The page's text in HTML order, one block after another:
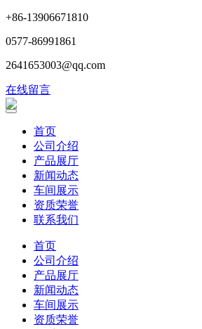
+86-13906671810
0577-86991861
2641653003@qq.com
在线留言
首页
公司介绍
产品展厅
新闻动态
车间展示
资质荣誉
联系我们
首页
公司介绍
产品展厅
新闻动态
车间展示
资质荣誉